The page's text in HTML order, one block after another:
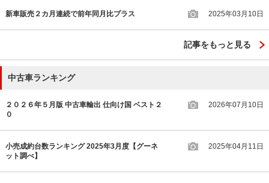
新車販売２カ月連続で前年同月比プラス 2025年03月10日
記事をもっと見る
中古車ランキング
２０２６年５月版 中古車輸出 仕向け国 ベスト２
０
2026年07月10日
小売成約台数ランキング 2025年3月度【グーネ
ット調べ】
2025年04月11日